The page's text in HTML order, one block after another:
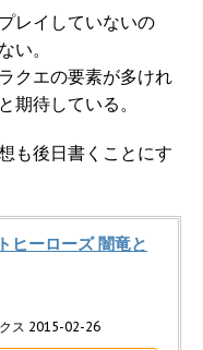
レイしていないの
い。
クエの要素が多けれ
期待している。
も後日書くことにす
ヒーローズ 闇竜と
ス 2015-02-26